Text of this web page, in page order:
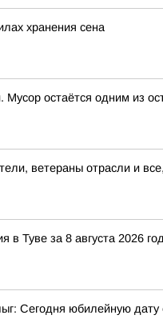
хранения сена
остаётся одним из
ветераны отрасли и
в Туве за 8 августа 2026
Сегодня юбилейную